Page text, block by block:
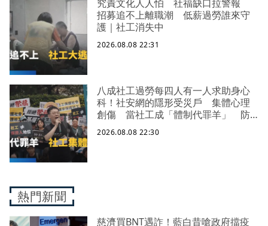
究責文化人人怕 社福缺口拉警報
招募追不上離職潮 低薪過勞誰來守
護｜社工消失中
2026.08.08 22:31
八成社工過勞每四人有一人求助身心
科！社安網的隱形受災戶 集體心理
創傷 當社工成「體制代罪羊」 防
禦性社工不敢多做無奈趨勢？耗竭殆
盡下的社安網危機｜社工消失中
2026.08.08 22:30
熱門新聞
慈濟買BNT遇詐！藍白昔嗆政府擋疫